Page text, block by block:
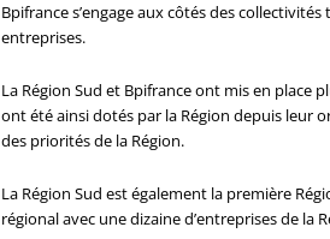
Bpifrance s’engage aux côtés des
entreprises.
La Région Sud et Bpifrance ont mis en
ont été ainsi dotés par la Région depuis leur
des priorités de la Région.
La Région Sud est également la première
régional avec une dizaine d’entreprises de la